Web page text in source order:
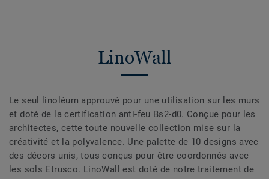
LinoWall
Le seul linoléum approuvé pour une utilisation sur les murs
et doté de la certification anti-feu Bs2-d0. Conçue pour les
architectes, cette toute nouvelle collection mise sur la
créativité et la polyvalence. Une palette de 10 designs avec
des décors unis, tous conçus pour être coordonnés avec
les sols Etrusco. LinoWall est doté de notre traitement de